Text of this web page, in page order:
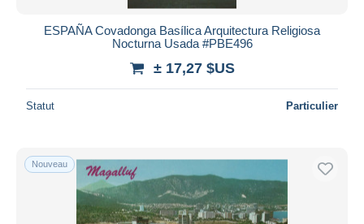
ESPAÑA Covadonga Basílica Arquitectura Religiosa
Nocturna Usada #PBE496
± 17,27 $US
Statut Particulier
Nouveau